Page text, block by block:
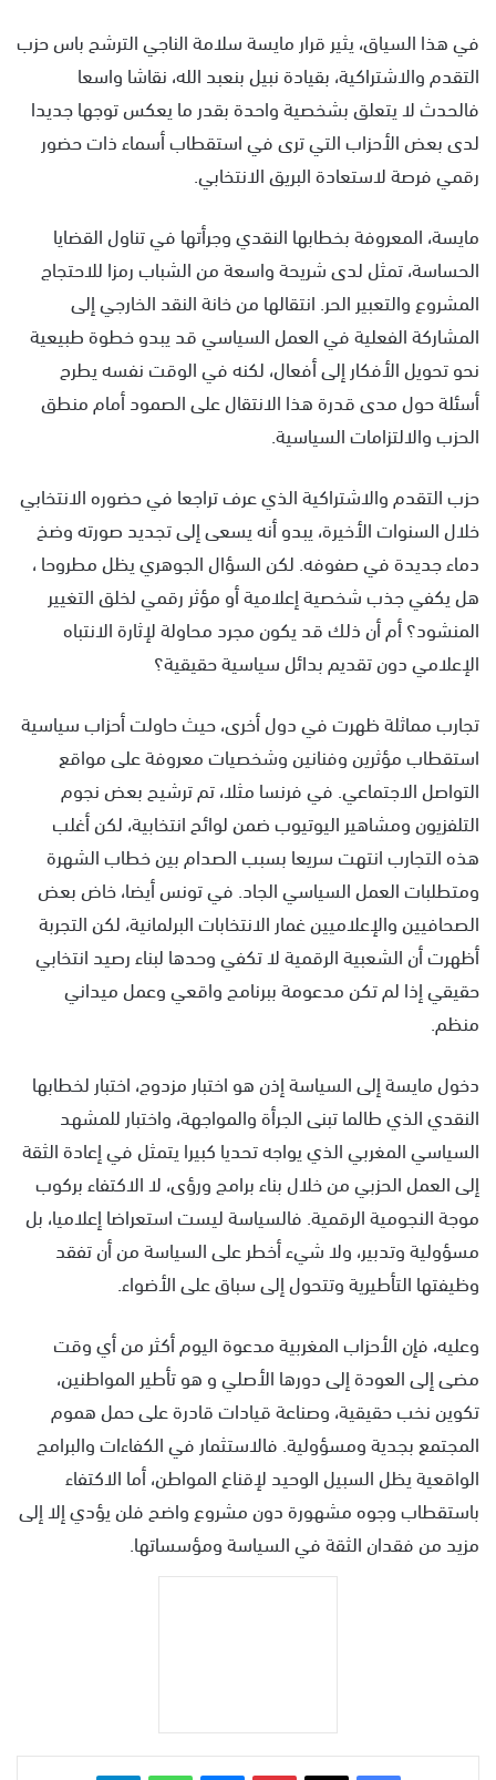
في هذا السياق، يثير قرار مايسة سلامة الناجي الترشح باس حزب
التقدم والاشتراكية، بقيادة نبيل بنعبد الله، نقاشا واسعا
فالحدث لا يتعلق بشخصية واحدة بقدر ما يعكس توجها جديدا
لدى بعض الأحزاب التي ترى في استقطاب أسماء ذات حضور
رقمي فرصة لاستعادة البريق الانتخابي.
مايسة، المعروفة بخطابها النقدي وجرأتها في تناول القضايا
الحساسة، تمثل لدى شريحة واسعة من الشباب رمزا للاحتجاج
المشروع والتعبير الحر. انتقالها من خانة النقد الخارجي إلى
المشاركة الفعلية في العمل السياسي قد يبدو خطوة طبيعية
نحو تحويل الأفكار إلى أفعال، لكنه في الوقت نفسه يطرح
أسئلة حول مدى قدرة هذا الانتقال على الصمود أمام منطق
الحزب والالتزامات السياسية.
حزب التقدم والاشتراكية الذي عرف تراجعا في حضوره الانتخابي
خلال السنوات الأخيرة، يبدو أنه يسعى إلى تجديد صورته وضخ
دماء جديدة في صفوفه. لكن السؤال الجوهري يظل مطروحا ،
هل يكفي جذب شخصية إعلامية أو مؤثر رقمي لخلق التغيير
المنشود؟ أم أن ذلك قد يكون مجرد محاولة لإثارة الانتباه
الإعلامي دون تقديم بدائل سياسية حقيقية؟
تجارب مماثلة ظهرت في دول أخرى، حيث حاولت أحزاب سياسية
استقطاب مؤثرين وفنانين وشخصيات معروفة على مواقع
التواصل الاجتماعي. في فرنسا مثلا، تم ترشيح بعض نجوم
التلفزيون ومشاهير اليوتيوب ضمن لوائح انتخابية، لكن أغلب
هذه التجارب انتهت سريعا بسبب الصدام بين خطاب الشهرة
ومتطلبات العمل السياسي الجاد. في تونس أيضا، خاض بعض
الصحافيين والإعلاميين غمار الانتخابات البرلمانية، لكن التجربة
أظهرت أن الشعبية الرقمية لا تكفي وحدها لبناء رصيد انتخابي
حقيقي إذا لم تكن مدعومة ببرنامج واقعي وعمل ميداني
منظم.
دخول مايسة إلى السياسة إذن هو اختبار مزدوج، اختبار لخطابها
النقدي الذي طالما تبنى الجرأة والمواجهة، واختبار للمشهد
السياسي المغربي الذي يواجه تحديا كبيرا يتمثل في إعادة الثقة
إلى العمل الحزبي من خلال بناء برامج ورؤى، لا الاكتفاء بركوب
موجة النجومية الرقمية. فالسياسة ليست استعراضا إعلاميا، بل
مسؤولية وتدبير، ولا شيء أخطر على السياسة من أن تفقد
وظيفتها التأطيرية وتتحول إلى سباق على الأضواء.
وعليه، فإن الأحزاب المغربية مدعوة اليوم أكثر من أي وقت
مضى إلى العودة إلى دورها الأصلي و هو تأطير المواطنين،
تكوين نخب حقيقية، وصناعة قيادات قادرة على حمل هموم
المجتمع بجدية ومسؤولية. فالاستثمار في الكفاءات والبرامج
الواقعية يظل السبيل الوحيد لإقناع المواطن، أما الاكتفاء
باستقطاب وجوه مشهورة دون مشروع واضح فلن يؤدي إلا إلى
مزيد من فقدان الثقة في السياسة ومؤسساتها.